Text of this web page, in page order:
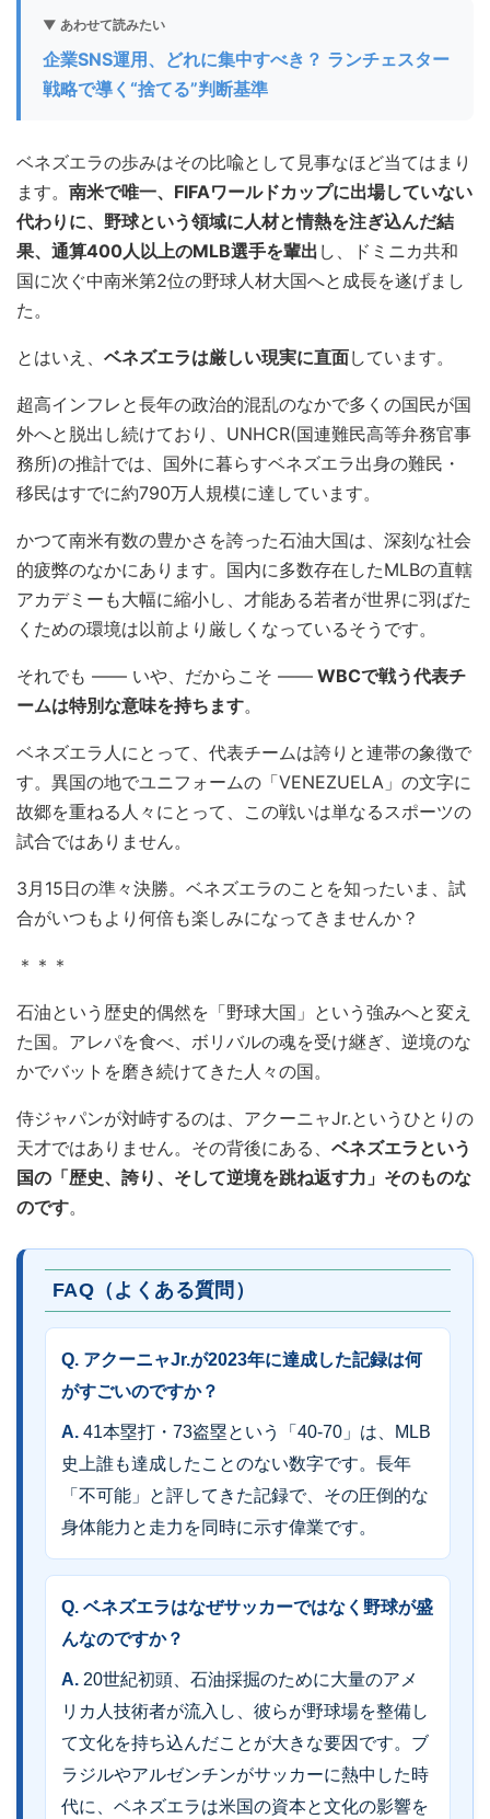
▼ あわせて読みたい
企業SNS運用、どれに集中すべき？ ランチェスター
戦略で導く“捨てる”判断基準
ベネズエラの歩みはその比喩として見事なほど当てはまり
ます。 南米で唯一、FIFAワールドカップに出場していない
代わりに、野球という領域に人材と情熱を注ぎ込んだ結
果、通算400人以上のMLB選手を輩出 し、ドミニカ共和
国に次ぐ中南米第2位の野球人材大国へと成長を遂げまし
た。
とはいえ、 ベネズエラは厳しい現実に直面しています。
超高インフレと長年の政治的混乱のなかで多くの国民が国
外へと脱出し続けており、UNHCR(国連難民高等弁務官事
務所)の推計では、国外に暮らすベネズエラ出身の難民・
移民はすでに約790万人規模に達しています。
かつて南米有数の豊かさを誇った石油大国は、深刻な社会
的疲弊のなかにあります。国内に多数存在したMLBの直轄
アカデミーも大幅に縮小し、才能ある若者が世界に羽ばた
くための環境は以前より厳しくなっているそうです。
それでも —— いや、だからこそ —— WBCで戦う代表チ
ームは特別な意味を持ちます。
ベネズエラ人にとって、代表チームは誇りと連帯の象徴で
す。異国の地でユニフォームの「VENEZUELA」の文字に
故郷を重ねる人々にとって、この戦いは単なるスポーツの
試合ではありません。
3月15日の準々決勝。ベネズエラのことを知ったいま、試
合がいつもより何倍も楽しみになってきませんか？
＊＊＊
石油という歴史的偶然を「野球大国」という強みへと変え
た国。アレパを食べ、ボリバルの魂を受け継ぎ、逆境のな
かでバットを磨き続けてきた人々の国。
侍ジャパンが対峙するのは、アクーニャJr.というひとりの
天才ではありません。その背後にある、 ベネズエラという
国の「歴史、誇り、そして逆境を跳ね返す力」そのものな
のです。
FAQ（よくある質問）
Q. アクーニャJr.が2023年に達成した記録は何
がすごいのですか？
A. 41本塁打・73盗塁という「40-70」は、MLB
史上誰も達成したことのない数字です。長年
「不可能」と評してきた記録で、その圧倒的な
身体能力と走力を同時に示す偉業です。
Q. ベネズエラはなぜサッカーではなく野球が盛
んなのですか？
A. 20世紀初頭、石油採掘のために大量のアメ
リカ人技術者が流入し、彼らが野球場を整備し
て文化を持ち込んだことが大きな要因です。ブ
ラジルやアルゼンチンがサッカーに熱中した時
代に、ベネズエラは米国の資本と文化の影響を